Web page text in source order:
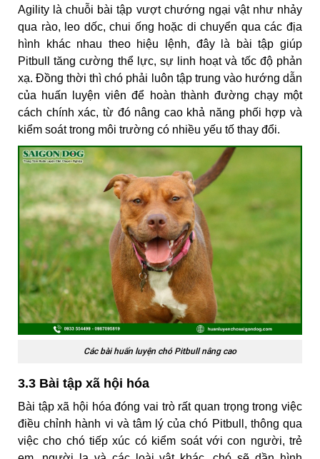
Agility là chuỗi bài tập vượt chướng ngại vật như nhảy
qua rào, leo dốc, chui ống hoặc di chuyển qua các địa
hình khác nhau theo hiệu lệnh, đây là bài tập giúp
Pitbull tăng cường thể lực, sự linh hoạt và tốc độ phản
xạ. Đồng thời thì chó phải luôn tập trung vào hướng dẫn
của huấn luyện viên để hoàn thành đường chạy một
cách chính xác, từ đó nâng cao khả năng phối hợp và
kiểm soát trong môi trường có nhiều yếu tố thay đổi.
Các bài huấn luyện chó Pitbull nâng cao
3.3 Bài tập xã hội hóa
Bài tập xã hội hóa đóng vai trò rất quan trọng trong việc
điều chỉnh hành vi và tâm lý của chó Pitbull, thông qua
việc cho chó tiếp xúc có kiểm soát với con người, trẻ